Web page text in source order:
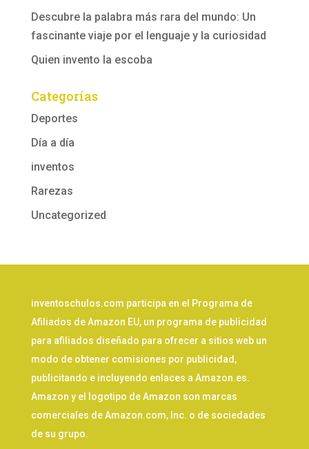
Descubre la palabra más rara del mundo: Un
fascinante viaje por el lenguaje y la curiosidad
Quien invento la escoba
Categorías
Deportes
Día a día
inventos
Rarezas
Uncategorized
inventoschulos.com participa en el Programa de
Afiliados de Amazon EU, un programa de publicidad
para afiliados diseñado para ofrecer a sitios web un
modo de obtener comisiones por publicidad,
publicitando e incluyendo enlaces a Amazon.es.
Amazon y el logotipo de Amazon son marcas
comerciales de Amazon.com, Inc. o de sociedades
de su grupo.